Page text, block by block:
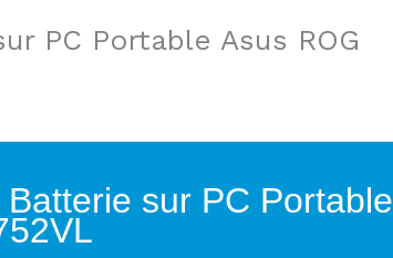
PC Portable Asus ROG
sur PC Portable